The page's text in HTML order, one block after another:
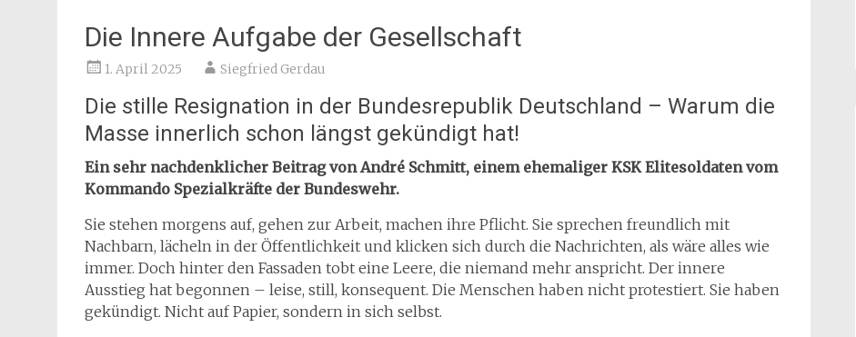
Die Innere Aufgabe der Gesellschaft
1. April 2025 Siegfried Gerdau
Die stille Resignation in der Bundesrepublik Deutschland – Warum die
Masse innerlich schon längst gekündigt hat!
Ein sehr nachdenklicher Beitrag von André Schmitt, einem ehemaliger KSK Elitesoldaten vom
Kommando Spezialkräfte der Bundeswehr.
Sie stehen morgens auf, gehen zur Arbeit, machen ihre Pflicht. Sie sprechen freundlich mit
Nachbarn, lächeln in der Öffentlichkeit und klicken sich durch die Nachrichten, als wäre alles wie
immer. Doch hinter den Fassaden tobt eine Leere, die niemand mehr anspricht. Der innere
Ausstieg hat begonnen – leise, still, konsequent. Die Menschen haben nicht protestiert. Sie haben
gekündigt. Nicht auf Papier, sondern in sich selbst.